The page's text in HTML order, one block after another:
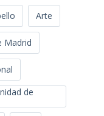
Arte
Madrid
de